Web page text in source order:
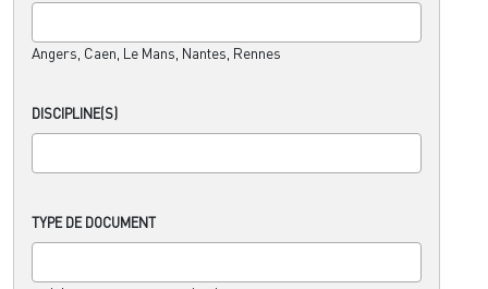
Angers, Caen, Le Mans, Nantes, Rennes
DISCIPLINE(S)
TYPE DE DOCUMENT